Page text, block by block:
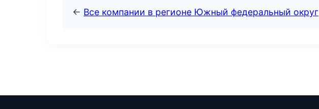
← Все компании в регионе Южный федеральный округ